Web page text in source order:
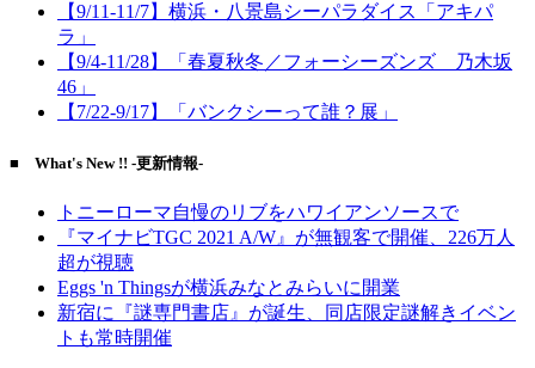
【9/11-11/7】横浜・八景島シーパラダイス「アキパ
ラ」
【9/4-11/28】「春夏秋冬／フォーシーズンズ 乃木坂
46」
【7/22-9/17】「バンクシーって誰？展」
■ What's New !! -更新情報-
トニーローマ自慢のリブをハワイアンソースで
『マイナビTGC 2021 A/W』が無観客で開催、226万人
超が視聴
Eggs 'n Thingsが横浜みなとみらいに開業
新宿に『謎専門書店』が誕生、同店限定謎解きイベン
トも常時開催